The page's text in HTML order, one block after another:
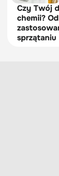
Czy Twój
chemii?
sprzątaniu